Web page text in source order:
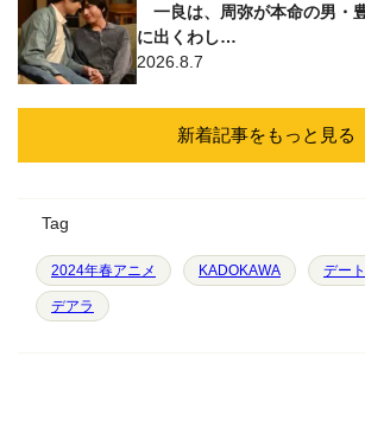
一良は、周弥が本命の男・
に出くわし…
2026.8.7
新着記事をもっと見る
Tag
2024年春アニメ KADOKAWA デー
デアラ